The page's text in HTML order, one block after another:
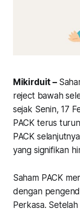
Mikirduit –
reject bawah
sejak Senin, 17
PACK terus
PACK
yang signifikan
Saham PACK
dengan
Perkasa.